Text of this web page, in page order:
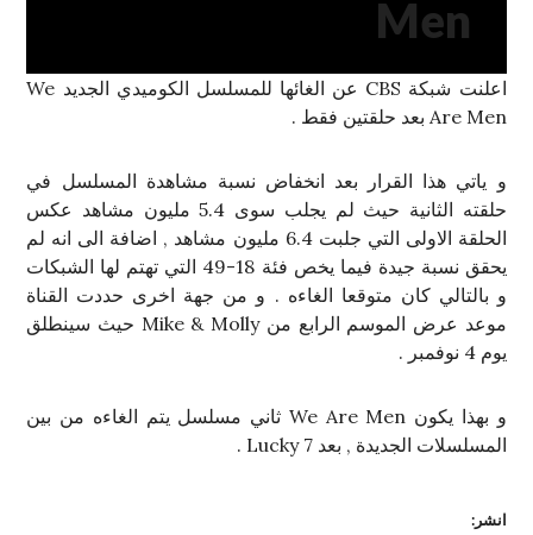
Men
اعلنت شبكة CBS عن الغائها للمسلسل الكوميدي الجديد We
Are Men بعد حلقتين فقط .
و ياتي هذا القرار بعد انخفاض نسبة مشاهدة المسلسل في
حلقته الثانية حيث لم يجلب سوى 5.4 مليون مشاهد عكس
الحلقة الاولى التي جلبت 6.4 مليون مشاهد , اضافة الى انه لم
يحقق نسبة جيدة فيما يخص فئة 18-49 التي تهتم لها الشبكات
و بالتالي كان متوقعا الغاءه . و من جهة اخرى حددت القناة
موعد عرض الموسم الرابع من Mike & Molly حيث سينطلق
يوم 4 نوفمبر .
و بهذا يكون We Are Men ثاني مسلسل يتم الغاءه من بين
المسلسلات الجديدة , بعد Lucky 7 .
انشر: